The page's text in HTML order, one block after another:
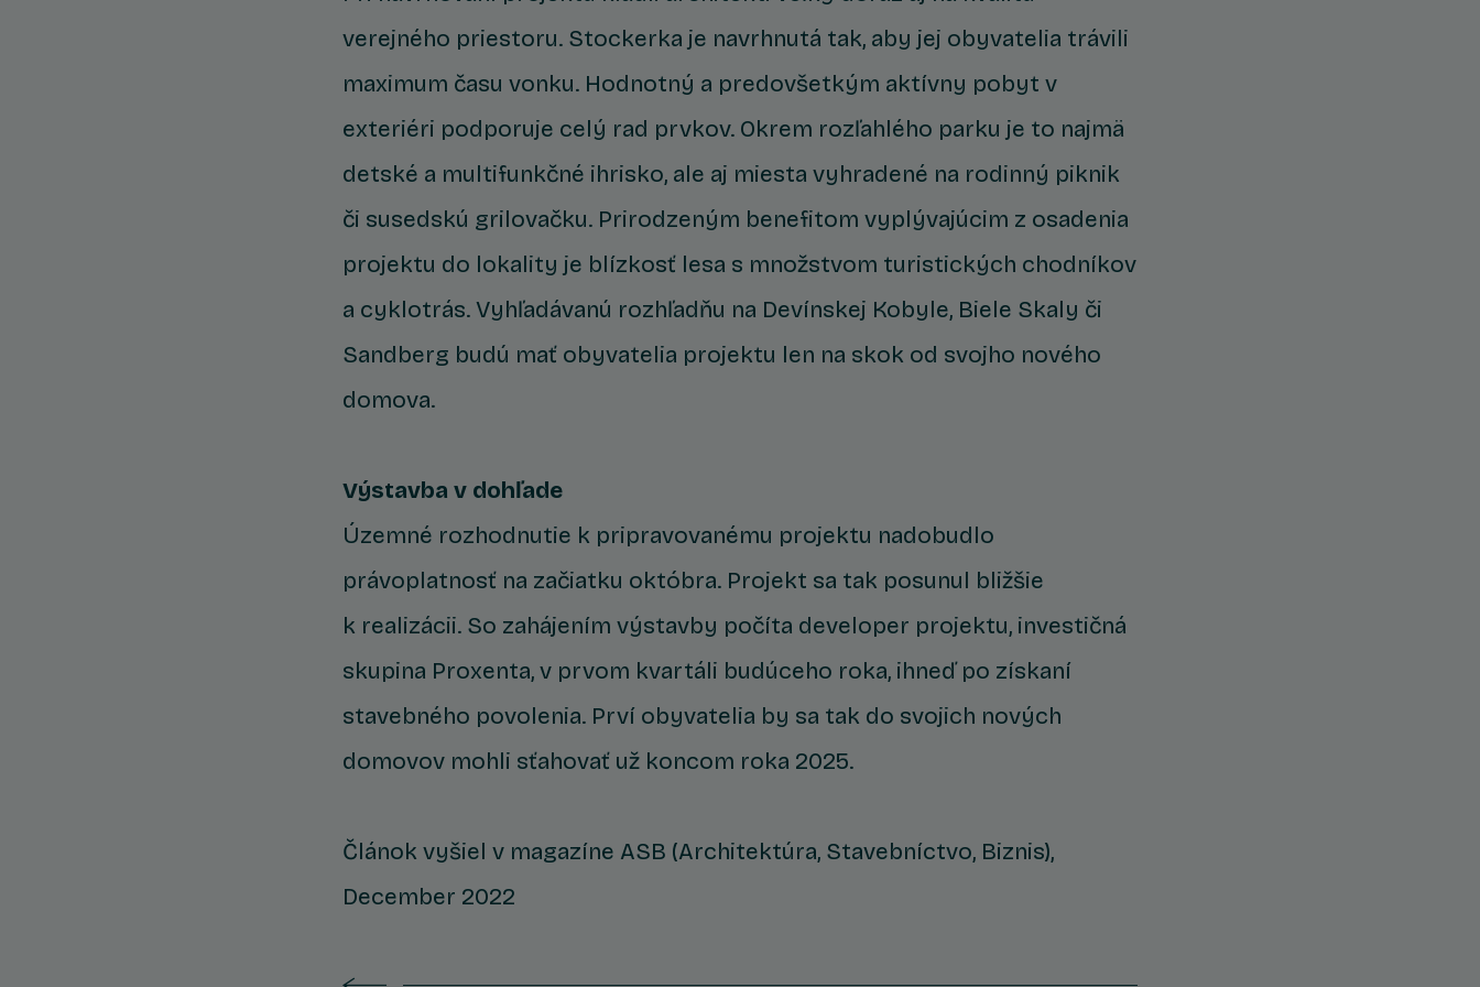
verejného priestoru. Stockerka je navrhnutá tak, aby jej obyvatelia trávili
maximum času vonku. Hodnotný a predovšetkým aktívny pobyt v
exteriéri podporuje celý rad prvkov. Okrem rozľahlého parku je to najmä
detské a multifunkčné ihrisko, ale aj miesta vyhradené na rodinný piknik
či susedskú grilovačku. Prirodzeným benefitom vyplývajúcim z osadenia
projektu do lokality je blízkosť lesa s množstvom turistických chodníkov
a cyklotrás. Vyhľadávanú rozhľadňu na Devínskej Kobyle, Biele Skaly či
Sandberg budú mať obyvatelia projektu len na skok od svojho nového
domova.
Výstavba v dohľade
Územné rozhodnutie k pripravovanému projektu nadobudlo
právoplatnosť na začiatku októbra. Projekt sa tak posunul bližšie
k realizácii. So zahájením výstavby počíta developer projektu, investičná
skupina Proxenta, v prvom kvartáli budúceho roka, ihneď po získaní
stavebného povolenia. Prví obyvatelia by sa tak do svojich nových
domovov mohli sťahovať už koncom roka 2025.
Článok vyšiel v magazíne ASB (Architektúra, Stavebníctvo, Biznis),
December 2022